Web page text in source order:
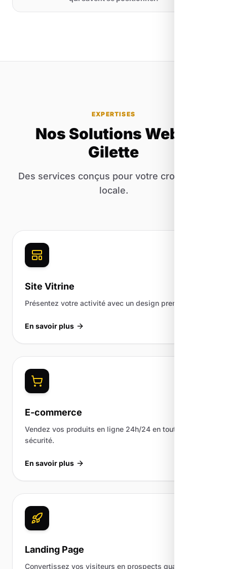
EXPERTISES
Nos Solutions Web à
Gilette
Des services conçus pour votre croissance
locale.
Site Vitrine
Présentez votre activité avec un design premium.
En savoir plus
E-commerce
Vendez vos produits en ligne 24h/24 en toute
sécurité.
En savoir plus
Landing Page
Convertissez vos visiteurs en prospects qualifiés.